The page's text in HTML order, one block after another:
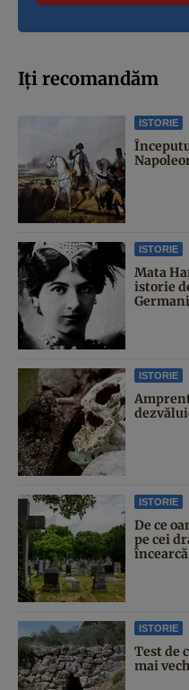
Iți recomandăm
ISTORIE
ISTORIE
Mata
istorie
ISTORIE
ISTORIE
De ce
pe cei
ISTORIE
Test de
mai